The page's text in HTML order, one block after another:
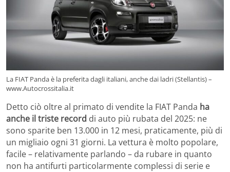
La FIAT Panda è la preferita dagli italiani, anche dai ladri (Stellantis) –
www.Autocrossitalia.it
Detto ciò oltre al primato di vendite la FIAT Panda ha
anche il triste record di auto più rubata del 2025: ne
sono sparite ben 13.000 in 12 mesi, praticamente, più di
un migliaio ogni 31 giorni. La vettura è molto popolare,
facile – relativamente parlando – da rubare in quanto
non ha antifurti particolarmente complessi di serie e